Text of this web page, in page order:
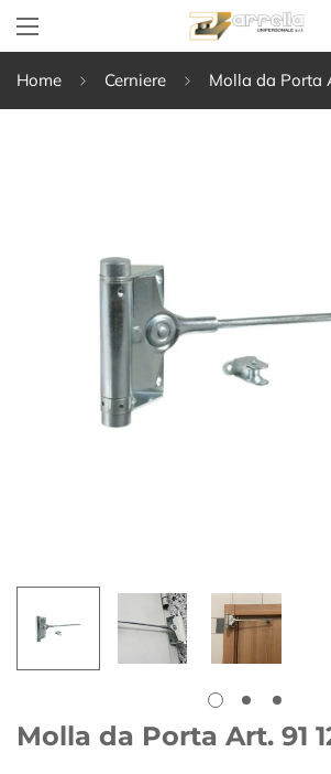
Home Cerniere Molla da Porta
Molla da Porta Art. 91